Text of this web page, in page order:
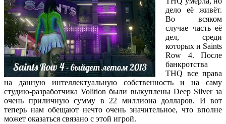
дело её живёт.
Во всяком
случае часть её
дел, среди
которых и Saints
Row 4. После
банкротства
THQ все права
на данную интеллектуальную собственность и на саму
студию-разработчика Volition были выкуплены Deep Silver за
очень приличную сумму в 22 миллиона долларов. И вот
теперь нам обещают нечто очень значительное, что вполне
может оказаться связано с этой игрой.